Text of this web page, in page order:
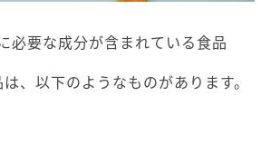
必要な成分が含まれている食品
、以下のようなものがあります。